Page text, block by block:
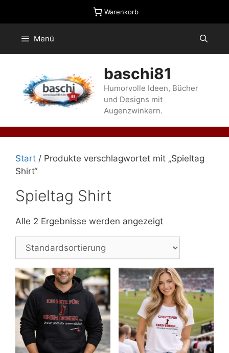
Warenkorb
Menü
baschi81
Humorvolle Ideen, Bücher
und Designs mit
Augenzwinkern.
Start / Produkte verschlagwortet mit „Spieltag
Shirt“
Spieltag Shirt
Alle 2 Ergebnisse werden angezeigt